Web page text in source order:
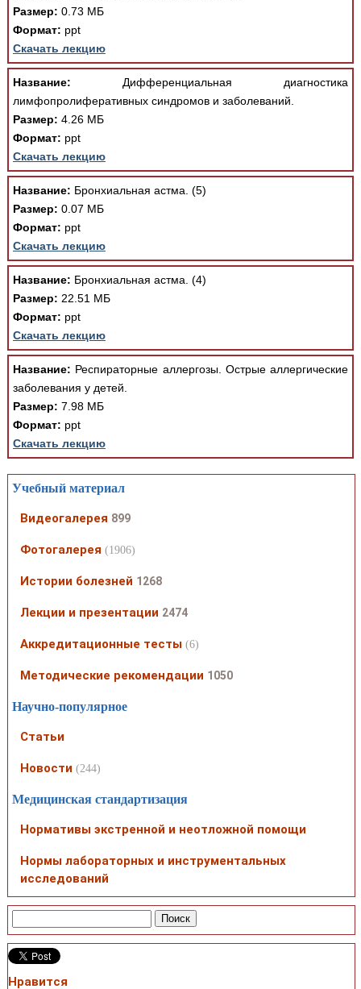
изменения размеров исходных шаблонов. При
скачивании документа данная ошибка устраняется Вашим
программным обеспечением автоматически.
Размер: 0.73 МБ
Формат: ppt
Скачать лекцию
Название: Дифференциальная диагностика
лимфопролиферативных синдромов и заболеваний.
Размер: 4.26 МБ
Формат: ppt
Скачать лекцию
Название: Бронхиальная астма. (5)
Размер: 0.07 МБ
Формат: ppt
Скачать лекцию
Название: Бронхиальная астма. (4)
Размер: 22.51 МБ
Формат: ppt
Скачать лекцию
Название: Респираторные аллергозы. Острые аллергические
заболевания у детей.
Размер: 7.98 МБ
Формат: ppt
Скачать лекцию
Учебный материал
Видеогалерея 899
Фотогалерея (1906)
Истории болезней 1268
Лекции и презентации 2474
Аккредитационные тесты (6)
Методические рекомендации 1050
Научно-популярное
Статьи
Новости (244)
Медицинская стандартизация
Нормативы экстренной и неотложной помощи
Нормы лабораторных и инструментальных
исследований
Нравится